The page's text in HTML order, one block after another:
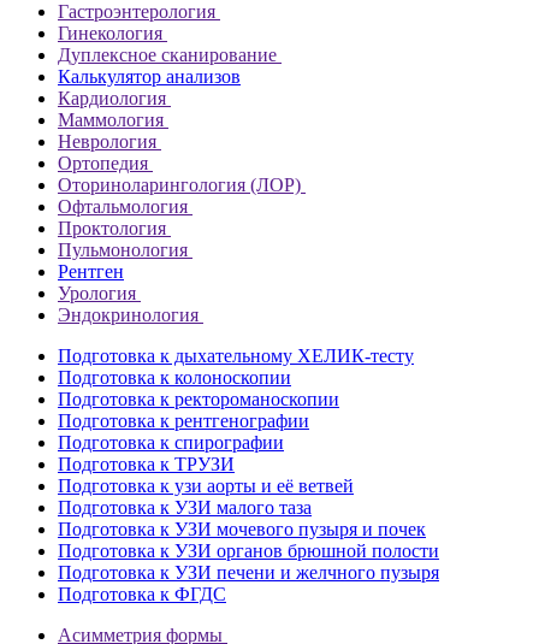
Гастроэнтерология
Гинекология
Дуплексное сканирование
Калькулятор анализов
Кардиология
Маммология
Неврология
Ортопедия
Оториноларингология (ЛОР)
Офтальмология
Проктология
Пульмонология
Рентген
Урология
Эндокринология
Подготовка к дыхательному ХЕЛИК-тесту
Подготовка к колоноскопии
Подготовка к ректороманоскопии
Подготовка к рентгенографии
Подготовка к спирографии
Подготовка к ТРУЗИ
Подготовка к узи аорты и её ветвей
Подготовка к УЗИ малого таза
Подготовка к УЗИ мочевого пузыря и почек
Подготовка к УЗИ органов брюшной полости
Подготовка к УЗИ печени и желчного пузыря
Подготовка к ФГДС
Асимметрия формы